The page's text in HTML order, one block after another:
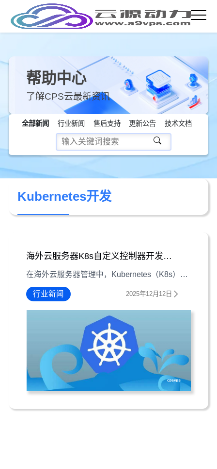
帮助中心
了解CPS云最新资讯
全部新闻 行业新闻 售后支持 更新公告 技术文档
Kubernetes开发
海外云服务器K8s自定义控制器开发编程思路
在海外云服务器管理中，Kubernetes（K8s）自定义控制器能显著提升自动化效率。本文从需求明确、数据模型设计、逻辑实现到测试优化，详解开发全流程，并融入安全实践与性能调优经验。
行业新闻 2025年12月12日